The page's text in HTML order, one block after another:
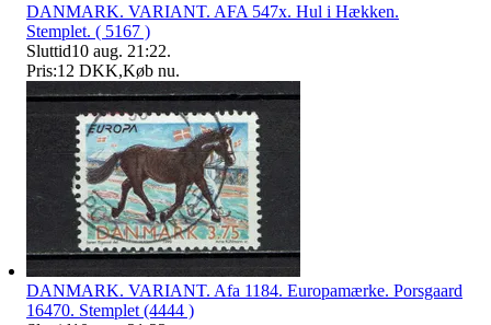
DANMARK. VARIANT. AFA 547x. Hul i Hækken.
Stemplet. ( 5167 )
Sluttid10 aug. 21:22.
Pris:12 DKK,Køb nu.
DANMARK. VARIANT. Afa 1184. Europamærke. Porsgaard
16470. Stemplet (4444 )